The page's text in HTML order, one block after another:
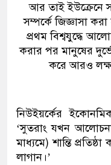
আর তাই ইউক্রেনে
সম্পর্কে জিজ্ঞাসা
প্রথম বিশ্বযুদ্ধে
করার পর মানুষের
করে আরও
নিউইয়র্কের
‘সুতরাং যখন
মাধ্যমে) শান্তি
লাগান।’